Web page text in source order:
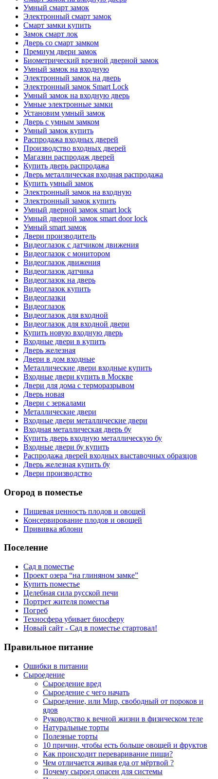
Умный смарт замок
Электронный смарт замок
Смарт замки купить
Замок смарт лок
Дверь со смарт замком
Премиум двери замок
Биометрический врезной дверной замок
Умный замок на входную
Электронный замок на дверь
Электронный замок Smart Lock
Умный замок на входную дверь
Умные электронные замки
Установим умный замок
Дверь с умным замком
Умный замок купить
Распродажа входных дверей
Производство входных дверей
Магазин распродаж дверей
Купить дверь распродажа
Дверь металлическая входная распродажа
Купить умный замок
Электронный замок на входную
Электронный замок купить
Умный дверной замок smart lock
Умный дверной замок smart door lock
Умный smart замок
Двери производитель
Видеоглазок с датчиком движения
Видеоглазок с монитором
Видеоглазок движения
Видеоглазок датчика
Видеоглазок на дверь
Видеоглазок купить
Видеоглазки
Видеоглазок
Видеоглазок для входной
Видеоглазок для входной двери
Купить новую входную дверь
Входные двери в купить
Дверь железная
Двери в дом входные
Металлические двери входные купить
Входные двери купить в Москве
Двери для дома с терморазрывом
Дверь новая
Двери с зеркалами
Металлические двери
Входные двери металлические двери
Входная металлическая дверь бу
Купить дверь входную металлическую бу
Входные двери бу купить
Распродажа дверей входных выставочных образцов
Дверь железная купить бу
Двери производство
Огород в поместье
Пищевая ценность плодов и овощей
Консервирование плодов и овощей
Прививка яблони
Поселение
Сад в поместье
Проект озера “на глиняном замке”
Купить поместье
Целебная сила русской печи
Портрет жителя поместья
Погреб
Техносфера убивает биосферу
Новый сайт - Сад в поместье стартовал!
Правильное питание
Ошибки в питании
Сыроедение
Сыроедение вред
Сыроедение с чего начать
Сыроедение, или Мир, свободный от пороков и
ядов
Руководство к вечной жизни в физическом теле
Натуральные торты
Полезные торты
10 причин, чтобы есть больше овощей и фруктов
Как происходит переваривание пищи?
Чем отличается живая еда от мёртвой ?
Почему сыроед опасен для системы